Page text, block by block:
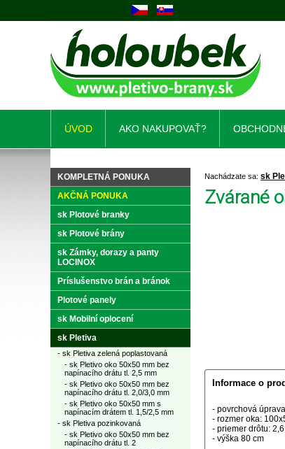
Nachádzate sa: sk
Zvárané
Informace o
- povrchová
- rozmer oka:
- priemer drôtu:
- výška 80 cm
KOMPLETNÁ PONUKA
AKČNÁ PONUKA
sk Plotové branky
sk Plotové brány
sk Zámky, dorazy a panty
LOCINOX
Príslušenstvo brán a bránok
Plotové panely
sk Mobilní oplocení
sk Pletiva
- sk Pletiva zelená poplastovaná
- sk Pletivo oko 50x50 mm bez
napínacího drátu tl. 2,5 mm
- sk Pletivo oko 50x50 mm bez
napínacího drátu tl. 2,0/3,0 mm
- sk Pletivo oko 50x50 mm s
napínacím drátem tl. 1,5/2,5 mm
- sk Pletiva pozinkovaná
- sk Pletivo oko 50x50 mm bez
napínacího drátu tl. 2
ÚVOD AKO NAKUPOVAŤ?